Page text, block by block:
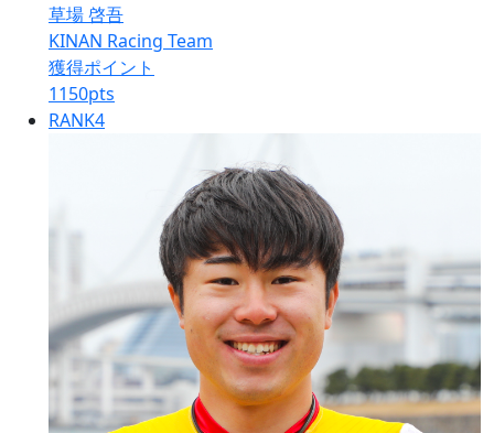
草場 啓吾
KINAN Racing Team
獲得ポイント
1150pts
RANK4